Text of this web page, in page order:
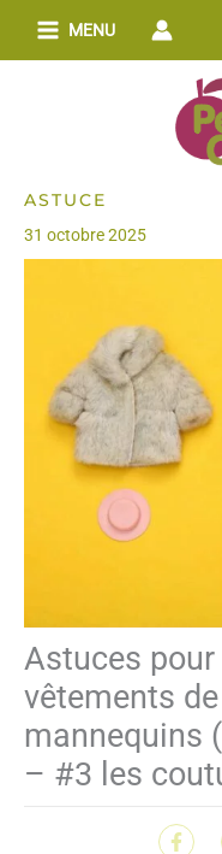
MENU
ASTUCE
31 octobre 2025
Astuces
vêtements
mannequins
– #3 les